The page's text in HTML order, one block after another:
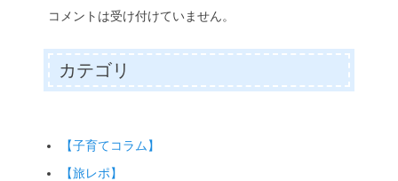
コメントは受け付けていません。
カテゴリ
【子育てコラム】
【旅レポ】